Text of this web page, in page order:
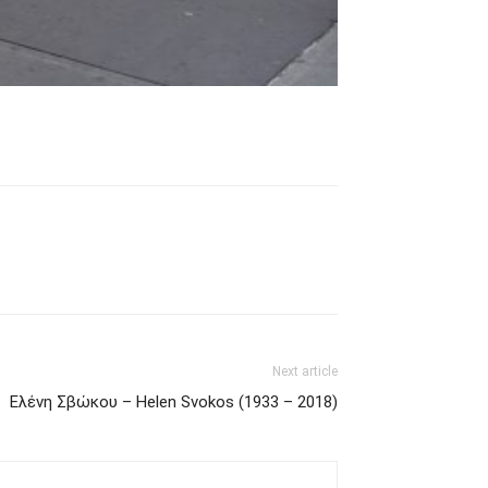
Next article
Ελένη Σβώκου – Helen Svokos (1933 – 2018)